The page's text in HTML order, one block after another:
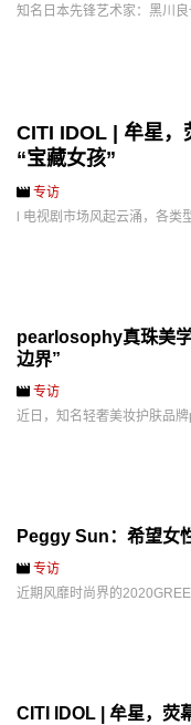
知名日本先锋艺术家：黑川
CITI IDOL | 牟星，
“宝藏女孩”
专访
l 电视剧市场风起云涌，各
pearlosophy真珠美
边界”
专访
近日，知名轻奢美妆护肤品
Peggy Sun：希望女
专访
近期风靡时尚界的
CITI IDOL | 牟星，荧